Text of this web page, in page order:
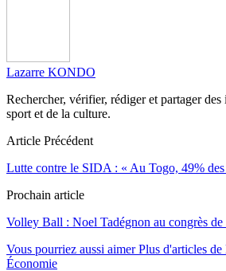
Lazarre KONDO
Rechercher, vérifier, rédiger et partager
sport et de la culture.
Article Précédent
Lutte contre le SIDA : « Au Togo, 49%
Prochain article
Volley Ball : Noel Tadégnon au congrès
Vous pourriez aussi aimer Plus d'articles de
Économie